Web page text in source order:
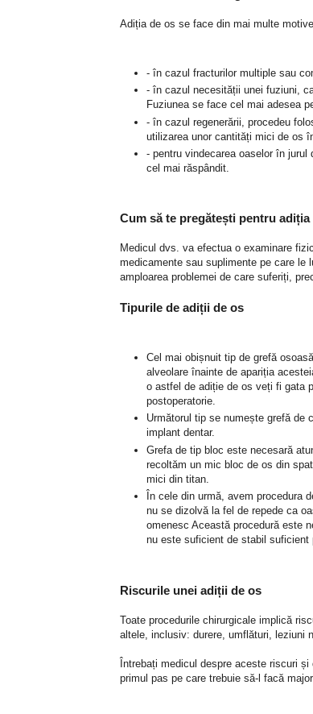
Adiția de os se face din mai multe
- în cazul fracturilor multiple sau
- în cazul necesității unei fuziuni,
Fuziunea se face cel mai adesea
- în cazul regenerării, procedeu
utilizarea unor cantități mici de os
- pentru vindecarea oaselor în
cel mai răspândit.
Cum să te pregătești pentru adiția
Medicul dvs. va efectua o examinare
medicamente sau suplimente pe care
amploarea problemei de care suferiți,
Tipurile de adiții de os
Cel mai obișnuit tip de grefă
alveolare înainte de apariția
o astfel de adiție de os veți fi gata
postoperatorie.
Următorul tip se numește grefă de
implant dentar.
Grefa de tip bloc este necesară
recoltăm un mic bloc de os din
mici din titan.
În cele din urmă, avem procedura
nu se dizolvă la fel de repede ca
omenesc Această procedură este
nu este suficient de stabil suficient
Riscurile unei adiții de os
Toate procedurile chirurgicale implică
altele, inclusiv: durere, umflături, leziuni
Întrebați medicul despre aceste riscuri
primul pas pe care trebuie să-l facă